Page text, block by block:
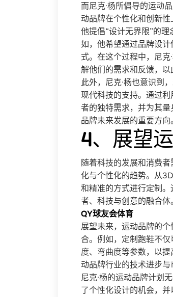
而尼克·杨所倡导的运动
动品牌在个性化和创新性
他提倡“设计无界限”的
如，他希望通过品牌设
式。在这个过程中，尼
解他们的需求和反馈，以
此外，尼克·杨也意识到
现代科技的支持。通过
者的独特需求，并为其
品牌未来发展的重要方向。
4、展望
随着科技的发展和消费
化与个性化的趋势。从
和精准的方式进行定制
者、科技与创意的融合体。
QY球友会体育
展望未来，运动品牌的
合。例如，定制跑鞋不
度、弯曲度等参数，以
动品牌行业的技术进步与
尼克·杨的运动品牌计划
了个性化设计的机会，